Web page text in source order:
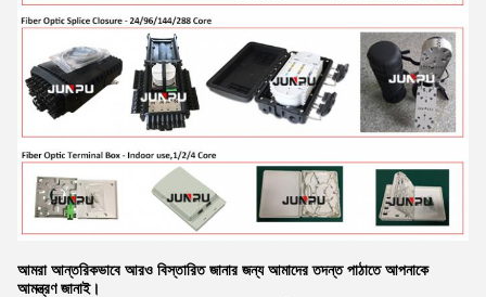
আমরা আন্তরিকভাবে আরও বিস্তারিত জানার জন্য আমাদের তদন্ত পাঠাতে আপনাকে
আমন্ত্রণ জানাই।